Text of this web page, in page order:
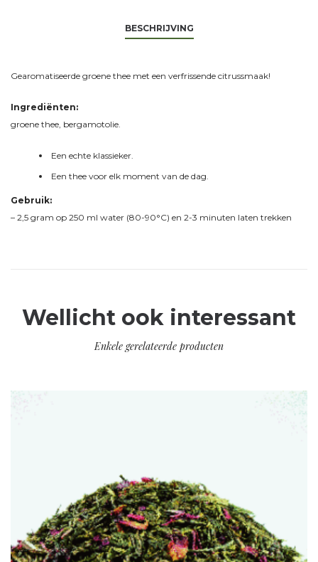
BESCHRIJVING
Gearomatiseerde groene thee met een verfrissende citrussmaak!
Ingrediënten:
groene thee, bergamotolie.
Een echte klassieker.
Een thee voor elk moment van de dag.
Gebruik:
– 2,5 gram op 250 ml water (80-90°C) en 2-3 minuten laten trekken
Wellicht ook interessant
Enkele gerelateerde producten